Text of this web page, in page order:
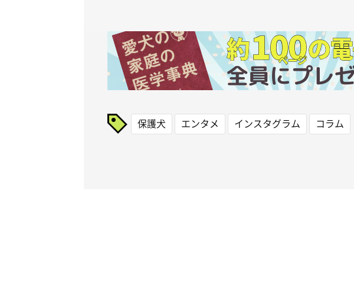
保護犬 エンタメ インスタグラム コラム